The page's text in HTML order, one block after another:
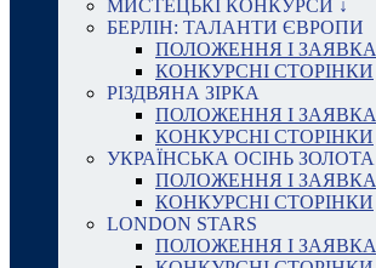
МИСТЕЦЬКІ КОНКУРСИ ↓
БЕРЛІН: ТАЛАНТИ ЄВРОПИ
ПОЛОЖЕННЯ І ЗАЯВКА
КОНКУРСНІ СТОРІНКИ
РІЗДВЯНА ЗІРКА
ПОЛОЖЕННЯ І ЗАЯВКА
КОНКУРСНІ СТОРІНКИ
УКРАЇНСЬКА ОСІНЬ ЗОЛОТА
ПОЛОЖЕННЯ І ЗАЯВКА
КОНКУРСНІ СТОРІНКИ
LONDON STARS
ПОЛОЖЕННЯ І ЗАЯВКА